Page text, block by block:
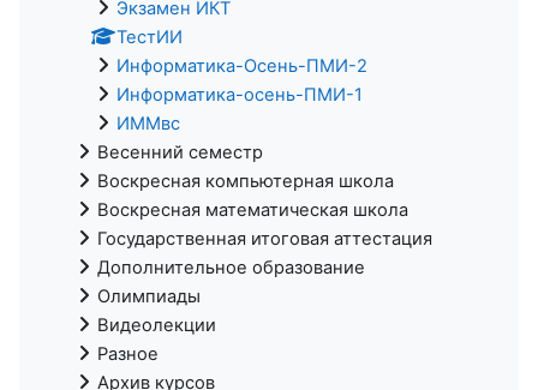
Экзамен ИКТ
ТестИИ
Информатика-Осень-ПМИ-2
Информатика-осень-ПМИ-1
ИММвс
Весенний семестр
Воскресная компьютерная школа
Воскресная математическая школа
Государственная итоговая аттестация
Дополнительное образование
Олимпиады
Видеолекции
Разное
Архив курсов